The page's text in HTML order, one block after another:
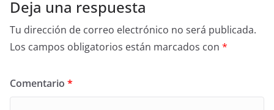
Deja una respuesta
Tu dirección de correo electrónico no será publicada.
Los campos obligatorios están marcados con *
Comentario *